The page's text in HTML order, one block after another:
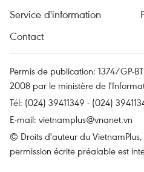
Service d'information
Contact
Permis de publication: 1374/GP-
2008 par le ministère de
Tél: (024) 39411349 - (024)
E-mail: vietnamplus@vnanet.vn
© Droits d'auteur du
permission écrite préalable est